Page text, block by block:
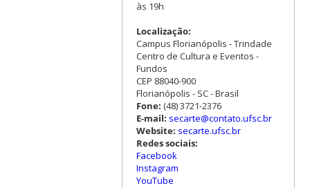
às 19h
Localização:
Campus Florianópolis - Trindade
Centro de Cultura e Eventos -
Fundos
CEP 88040-900
Florianópolis - SC - Brasil
Fone: (48) 3721-2376
E-mail: secarte@contato.ufsc.br
Website: secarte.ufsc.br
Redes sociais:
Facebook
Instagram
YouTube